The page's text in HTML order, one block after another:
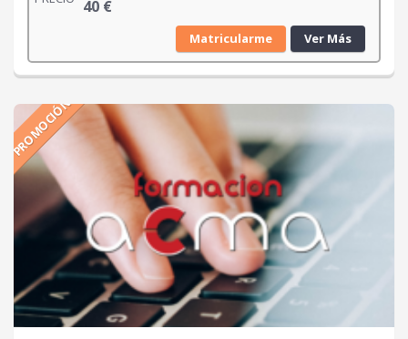
40 €
Matricularme Ver Más
PROMOCIÓN